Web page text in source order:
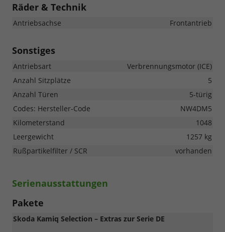
Räder & Technik
Antriebsachse Frontantrieb
Sonstiges
Antriebsart
Verbrennungsmotor (ICE)
Anzahl Sitzplätze
5
Anzahl Türen
5-türig
Codes: Hersteller-Code
NW4DM5
Kilometerstand
1048
Leergewicht
1257 kg
Rußpartikelfilter / SCR
vorhanden
Serienausstattungen
Pakete
Skoda Kamiq Selection – Extras zur Serie DE